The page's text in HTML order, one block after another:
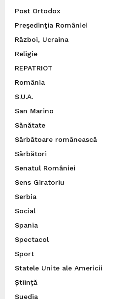
Post Ortodox
Preşedinţia României
Război, Ucraina
Religie
REPATRIOT
România
S.U.A.
San Marino
Sănătate
Sărbătoare românească
Sărbători
Senatul României
Sens Giratoriu
Serbia
Social
Spania
Spectacol
Sport
Statele Unite ale Americii
Știință
Suedia